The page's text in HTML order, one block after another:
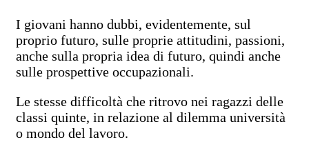
I giovani hanno dubbi, evidentemente, sul
proprio futuro, sulle proprie attitudini, passioni,
anche sulla propria idea di futuro, quindi anche
sulle prospettive occupazionali.
Le stesse difficoltà che ritrovo nei ragazzi delle
classi quinte, in relazione al dilemma università
o mondo del lavoro.